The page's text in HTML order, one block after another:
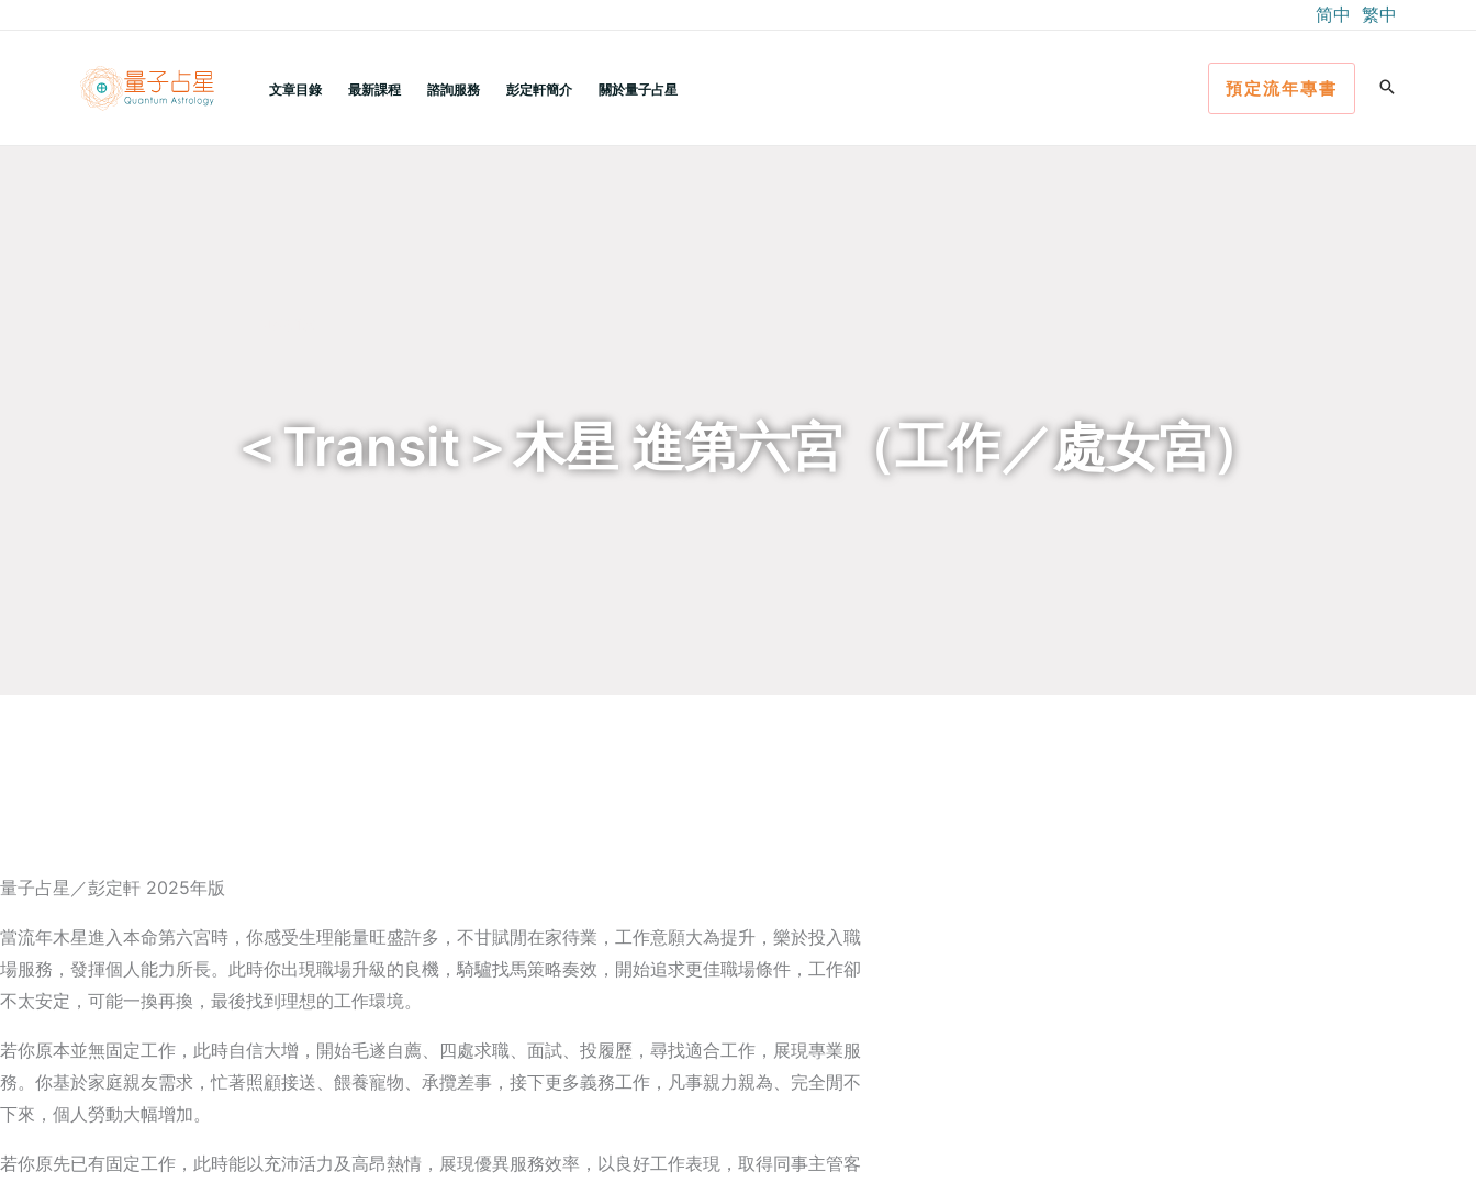
简中 繁中
文章目錄 最新課程 諮詢服務 彭定軒簡介 關於量子占星 預定流年專書
＜Transit＞木星 進第六宮（工作／處女宮）
量子占星／彭定軒 2025年版
當流年木星進入本命第六宮時，你感受生理能量旺盛許多，不甘賦閒在家待業，工作意願大為提升，樂於投入職
場服務，發揮個人能力所長。此時你出現職場升級的良機，騎驢找馬策略奏效，開始追求更佳職場條件，工作卻
不太安定，可能一換再換，最後找到理想的工作環境。
若你原本並無固定工作，此時自信大增，開始毛遂自薦、四處求職、面試、投履歷，尋找適合工作，展現專業服
務。你基於家庭親友需求，忙著照顧接送、餵養寵物、承攬差事，接下更多義務工作，凡事親力親為、完全閒不
下來，個人勞動大幅增加。
若你原先已有固定工作，此時能以充沛活力及高昂熱情，展現優異服務效率，以良好工作表現，取得同事主管客